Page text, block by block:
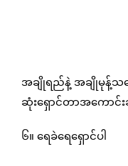
အချိုရည်နဲ့ အချိုမု
ဆုံးရှောင်တာအကောင်း
၆။ ရေခဲရေရှောင်ပါ